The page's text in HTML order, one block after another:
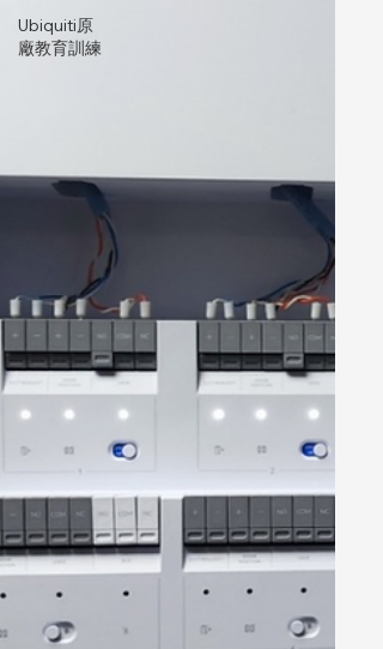
Ubiquiti原
廠教育訓練